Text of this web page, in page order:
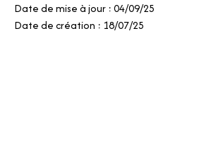
Date de mise à jour : 04/09/25
Date de création : 18/07/25